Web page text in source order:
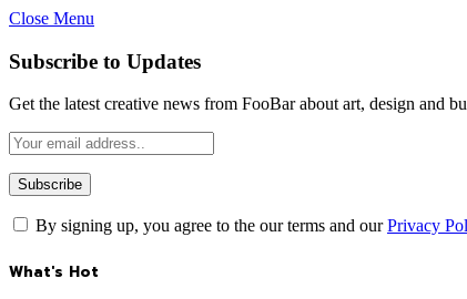
Close Menu
Subscribe to Updates
Get the latest creative news from FooBar about art, design and
By signing up, you agree to the our terms and ourPrivacy
What's Hot